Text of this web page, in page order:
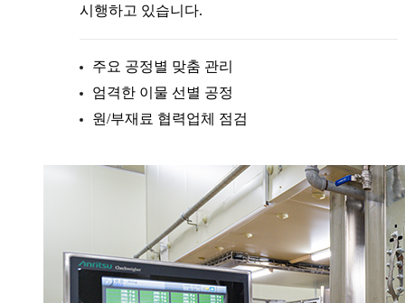
시행하고 있습니다.
주요 공정별 맞춤 관리
엄격한 이물 선별 공정
원/부재료 협력업체 점검